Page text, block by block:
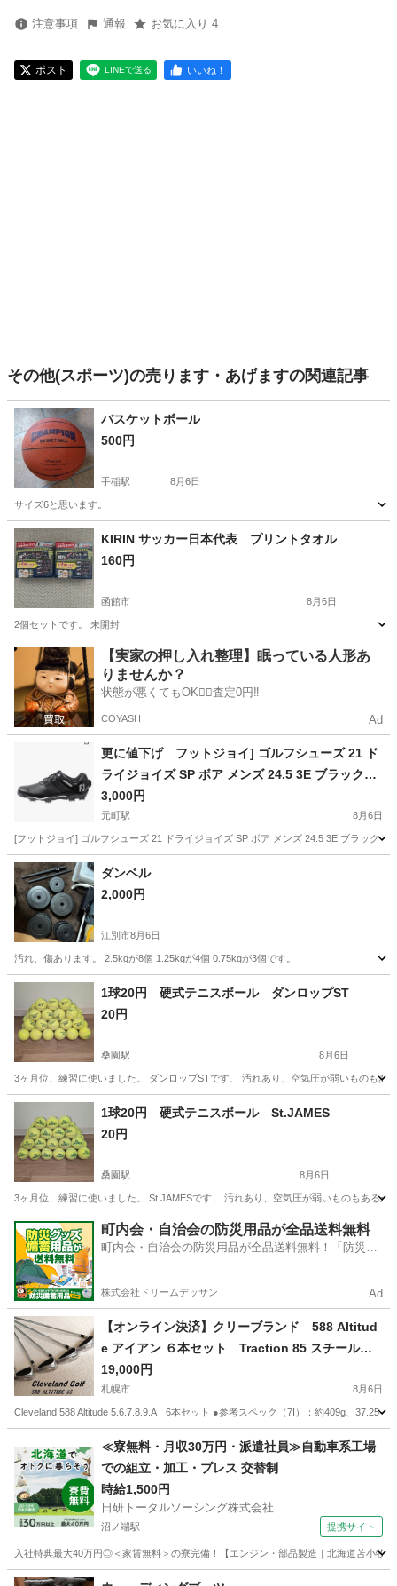
注意事項 通報 お気に入り 4
ポスト LINEで送る いいね！
その他(スポーツ)の売ります・あげますの関連記事
バスケットボール
500円
手稲駅 8月6日
サイズ6と思います。
北海道 札幌市 手稲駅 バスケットボール
KIRIN サッカー日本代表 プリントタオル
160円
函館市 8月6日
2個セットです。 未開封
北海道 函館市 サッカー
【実家の押し入れ整理】眠っている人形あ
りませんか？
状態が悪くてもOK🙆‍♀️査定0円‼️
COYASH Ad
更に値下げ フットジョイ] ゴルフシューズ 21 ド
ライジョイズ SP ボア メンズ 24.5 3E ブラック
中古
3,000円
元町駅 8月6日
[フットジョイ] ゴルフシューズ 21 ドライジョイズ SP ボア メンズ 24.5 3E ブラック
北海道 札幌市 元町駅
フットジョイ
ダンベル
2,000円
江別市8月6日
汚れ、傷あります。 2.5kgが8個 1.25kgが4個 0.75kgが3個です。
北海道 江別市 スポーツ
1球20円 硬式テニスボール ダンロップST
20円
桑園駅 8月6日
3ヶ月位、練習に使いました。 ダンロップSTです、 汚れあり、空気圧が弱いものも
北海道 札幌市 桑園駅 テニス
1球20円 硬式テニスボール St.JAMES
20円
桑園駅 8月6日
3ヶ月位、練習に使いました。 St.JAMESです、 汚れあり、空気圧が弱いものもある
北海道 札幌市 桑園駅 テニス JAMES
町内会・自治会の防災用品が全品送料無料
町内会・自治会の防災用品が全品送料無料！「防災備
株式会社ドリームデッサン Ad
【オンライン決済】クリーブランド 588 Altitud
e アイアン ６本セット Traction 85 スチールシ
ャフト（S）
19,000円
札幌市 8月6日
Cleveland 588 Altitude 5.6.7.8.9.A 6本セット ●参考スペック（7I）：約409g、37.25イ
ゴルフ
≪寮無料・月収30万円・派遣社員≫自動車系工場
での組立・加工・プレス 交替制
時給1,500円
日研トータルソーシング株式会社
沼ノ端駅 提携サイト
入社特典最大40万円◎＜家賃無料＞の寮完備！【エンジン・部品製造｜北海道苫小牧
北海道 苫小牧市 沼ノ端駅 その他